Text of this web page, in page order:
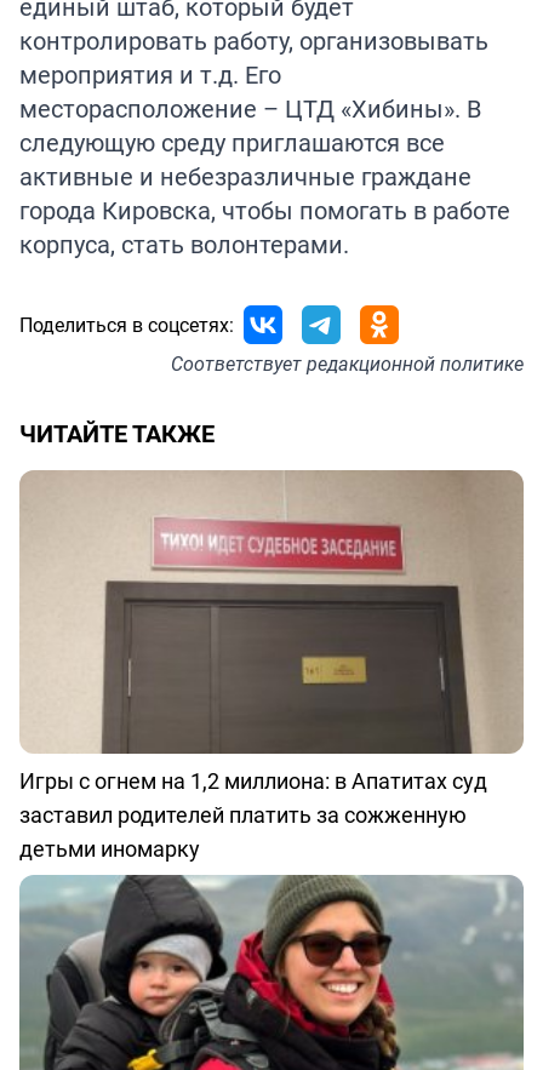
контролировать работу, организовывать
мероприятия и т.д. Его
месторасположение – ЦТД «Хибины». В
следующую среду приглашаются все
активные и небезразличные граждане
города Кировска, чтобы помогать в работе
корпуса, стать волонтерами.
Поделиться в соцсетях:
Соответствуетредакционной политике
ЧИТАЙТЕ ТАКЖЕ
Игры с огнем на 1,2 миллиона: в Апатитах суд
заставил родителей платить за сожженную
детьми иномарку